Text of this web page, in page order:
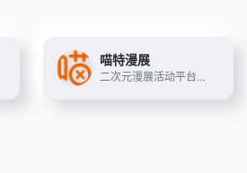
喵特漫展
二次元漫展活动平台，提供漫展时间表，漫展订票等服务，上海漫展，广州漫展，北京漫展等各大城市漫展服务信息，玩漫展，上喵特！